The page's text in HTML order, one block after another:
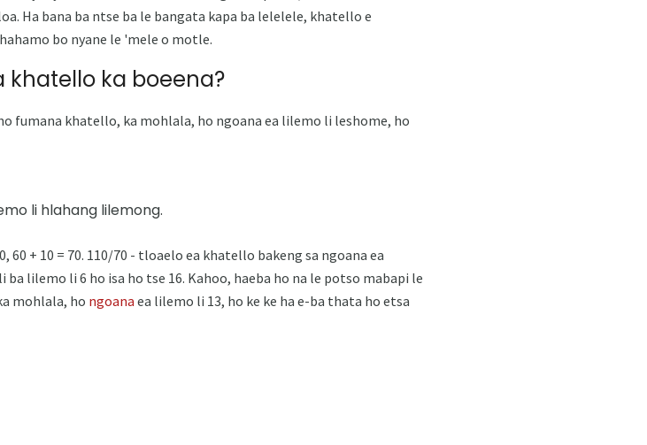
Ha bana ba ntse ba le bangata kapa ba lelelele, khatello e
bo nyane le 'mele o motle.
khatello ka boeena?
fumana khatello, ka mohlala, ho ngoana ea lilemo li leshome, ho
li hlahang lilemong.
60 + 10 = 70. 110/70 - tloaelo ea khatello bakeng sa ngoana ea
lilemo li 6 ho isa ho tse 16. Kahoo, haeba ho na le potso mabapi le
mohlala, ho ngoana ea lilemo li 13, ho ke ke ha e-ba thata ho etsa